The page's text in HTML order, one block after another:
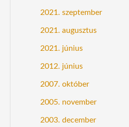
2021. szeptember
2021. augusztus
2021. június
2012. június
2007. október
2005. november
2003. december